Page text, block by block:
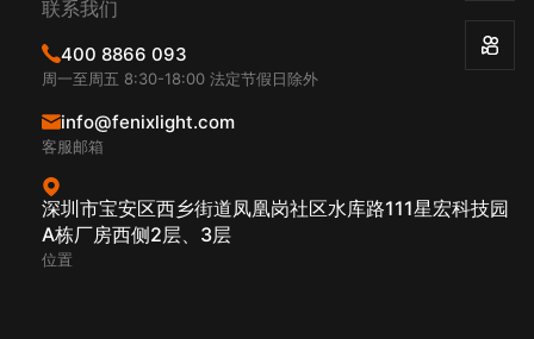
联系我们
400 8866 093
周一至周五 8:30-18:00 法定节假日除外
info@fenixlight.com
客服邮箱
深圳市宝安区西乡街道凤凰岗社区水库路111星宏科技园
A栋厂房西侧2层、3层
位置